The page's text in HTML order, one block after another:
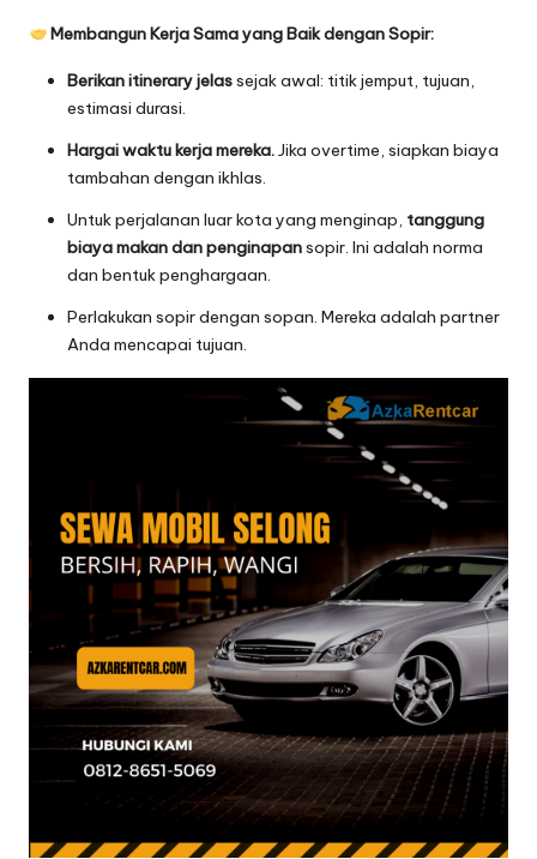
Membangun Kerja Sama yang Baik dengan Sopir:
Berikan itinerary jelassejak awal: titik jemput, tujuan,
estimasi durasi.
Hargai waktu kerja mereka.Jika overtime, siapkan biaya
tambahan dengan ikhlas.
Untuk perjalanan luar kota yang menginap, tanggung
biaya makan dan penginapansopir. Ini adalah norma
dan bentuk penghargaan.
Perlakukan sopir dengan sopan. Mereka adalah partner
Anda mencapai tujuan.